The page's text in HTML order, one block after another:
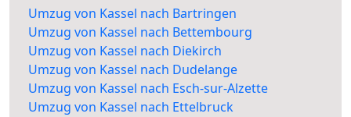
Umzug von Kassel nach Bartringen
Umzug von Kassel nach Bettembourg
Umzug von Kassel nach Diekirch
Umzug von Kassel nach Dudelange
Umzug von Kassel nach Esch-sur-Alzette
Umzug von Kassel nach Ettelbruck